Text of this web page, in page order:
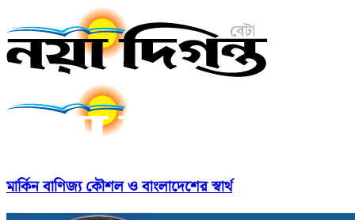
মার্কিন বাণিজ্য কৌশল ও বাংলাদেশের স্বার্থ